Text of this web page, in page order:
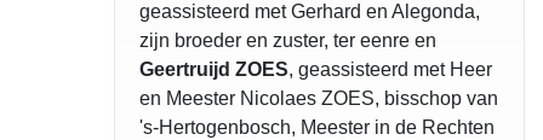
geassisteerd met Gerhard en Alegonda,
zijn broeder en zuster, ter eenre en
Geertruijd ZOES, geassisteerd met Heer
en Meester Nicolaes ZOES, bisschop van
's-Hertogenbosch, Meester in de Rechten